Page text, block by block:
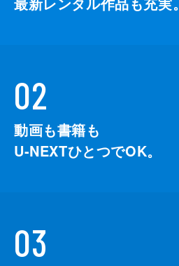
02
動画も書籍も
U-NEXTひとつでOK。
03